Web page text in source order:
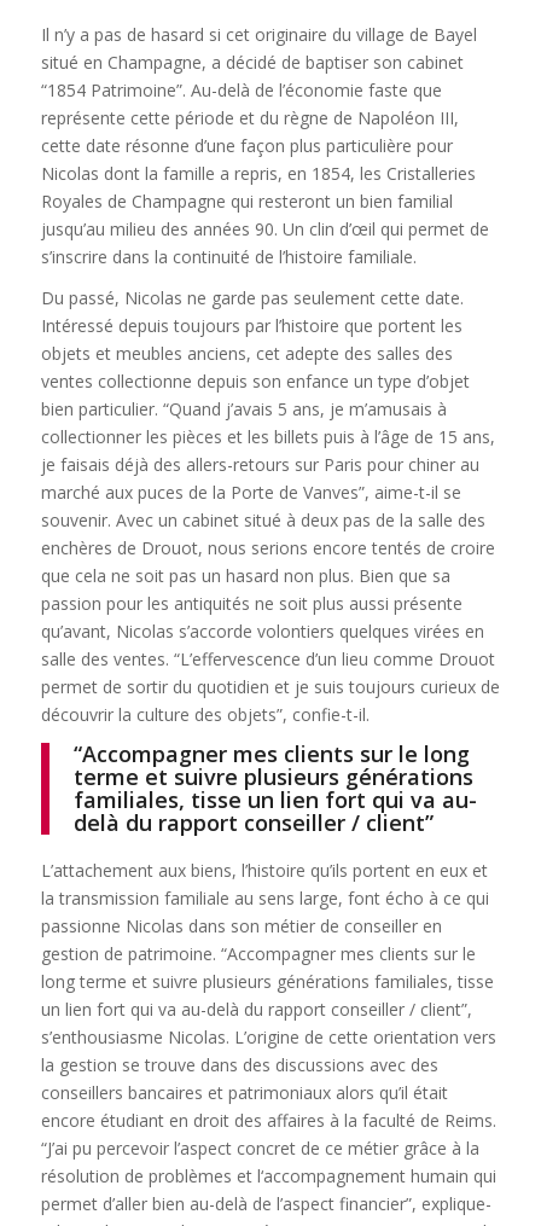
Il n’y a pas de hasard si cet originaire du village de Bayel
situé en Champagne, a décidé de baptiser son cabinet
“1854 Patrimoine”. Au-delà de l’économie faste que
représente cette période et du règne de Napoléon III,
cette date résonne d’une façon plus particulière pour
Nicolas dont la famille a repris, en 1854, les Cristalleries
Royales de Champagne qui resteront un bien familial
jusqu’au milieu des années 90. Un clin d’œil qui permet de
s’inscrire dans la continuité de l’histoire familiale.
Du passé, Nicolas ne garde pas seulement cette date.
Intéressé depuis toujours par l’histoire que portent les
objets et meubles anciens, cet adepte des salles des
ventes collectionne depuis son enfance un type d’objet
bien particulier. “Quand j’avais 5 ans, je m’amusais à
collectionner les pièces et les billets puis à l’âge de 15 ans,
je faisais déjà des allers-retours sur Paris pour chiner au
marché aux puces de la Porte de Vanves”, aime-t-il se
souvenir. Avec un cabinet situé à deux pas de la salle des
enchères de Drouot, nous serions encore tentés de croire
que cela ne soit pas un hasard non plus. Bien que sa
passion pour les antiquités ne soit plus aussi présente
qu’avant, Nicolas s’accorde volontiers quelques virées en
salle des ventes. “L’effervescence d’un lieu comme Drouot
permet de sortir du quotidien et je suis toujours curieux de
découvrir la culture des objets”, confie-t-il.
“Accompagner mes clients sur le long
terme et suivre plusieurs générations
familiales, tisse un lien fort qui va au-
delà du rapport conseiller / client”
L’attachement aux biens, l’histoire qu’ils portent en eux et
la transmission familiale au sens large, font écho à ce qui
passionne Nicolas dans son métier de conseiller en
gestion de patrimoine. “Accompagner mes clients sur le
long terme et suivre plusieurs générations familiales, tisse
un lien fort qui va au-delà du rapport conseiller / client”,
s’enthousiasme Nicolas. L’origine de cette orientation vers
la gestion se trouve dans des discussions avec des
conseillers bancaires et patrimoniaux alors qu’il était
encore étudiant en droit des affaires à la faculté de Reims.
“J’ai pu percevoir l’aspect concret de ce métier grâce à la
résolution de problèmes et l‘accompagnement humain qui
permet d’aller bien au-delà de l’aspect financier”, explique-